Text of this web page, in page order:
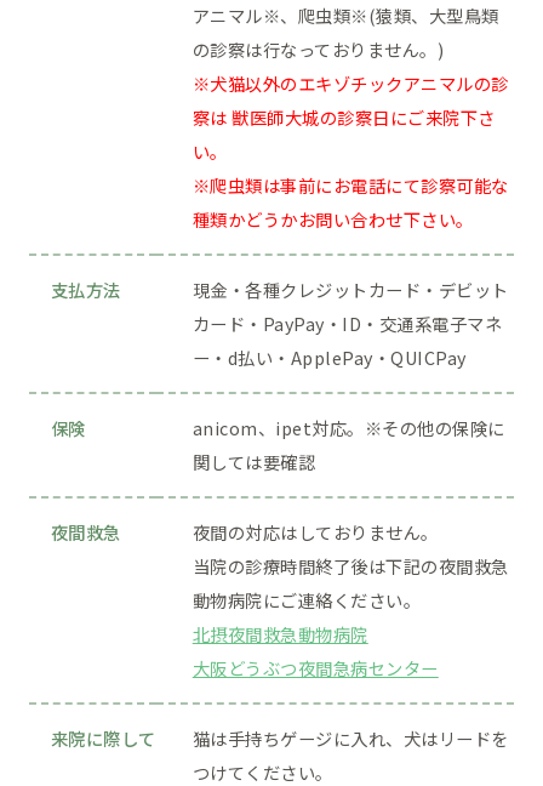
アニマル※、爬虫類※(猿類、大型鳥類
の診察は行なっておりません。)
※犬猫以外のエキゾチックアニマルの診
察は 獣医師大城の診察日にご来院下さ
い。
※爬虫類は事前にお電話にて診察可能な
種類かどうかお問い合わせ下さい。
支払方法
現金・各種クレジットカード・デビット
カード・PayPay・ID・交通系電子マネ
ー・d払い・ApplePay・QUICPay
保険
anicom、ipet対応。※その他の保険に
関しては要確認
夜間救急
夜間の対応はしておりません。
当院の診療時間終了後は下記の夜間救急
動物病院にご連絡ください。
北摂夜間救急動物病院
大阪どうぶつ夜間急病センター
来院に際して
猫は手持ちゲージに入れ、犬はリードを
つけてください。